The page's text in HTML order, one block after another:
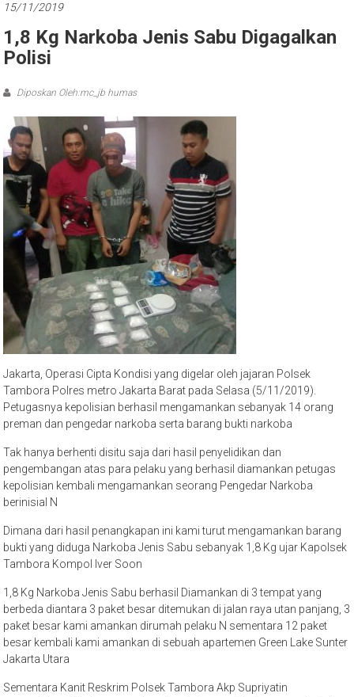
15/11/2019
1,8 Kg Narkoba Jenis Sabu Digagalkan
Polisi
Diposkan Oleh:mc_jb humas
Jakarta, Operasi Cipta Kondisi yang digelar oleh jajaran Polsek
Tambora Polres metro Jakarta Barat pada Selasa (5/11/2019).
Petugasnya kepolisian berhasil mengamankan sebanyak 14 orang
preman dan pengedar narkoba serta barang bukti narkoba
Tak hanya berhenti disitu saja dari hasil penyelidikan dan
pengembangan atas para pelaku yang berhasil diamankan petugas
kepolisian kembali mengamankan seorang Pengedar Narkoba
berinisial N
Dimana dari hasil penangkapan ini kami turut mengamankan barang
bukti yang diduga Narkoba Jenis Sabu sebanyak 1,8 Kg ujar Kapolsek
Tambora Kompol Iver Soon
1,8 Kg Narkoba Jenis Sabu berhasil Diamankan di 3 tempat yang
berbeda diantara 3 paket besar ditemukan di jalan raya utan panjang, 3
paket besar kami amankan dirumah pelaku N sementara 12 paket
besar kembali kami amankan di sebuah apartemen Green Lake Sunter
Jakarta Utara
Sementara Kanit Reskrim Polsek Tambora Akp Supriyatin